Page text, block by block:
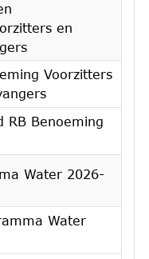
en
Voorzitters
RB Benoeming
Water 2026-
Water